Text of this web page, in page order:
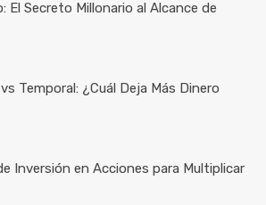
El Secreto Millonario al Alcance de
Temporal: ¿Cuál Deja Más Dinero
Inversión en Acciones para Multiplicar